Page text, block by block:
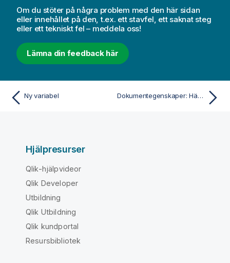
Om du stöter på några problem med den här sidan
eller innehållet på den, t.ex. ett stavfel, ett saknat steg
eller ett tekniskt fel – meddela oss!
Lämna din feedback här
Ny variabel Dokumentegenskaper: Händelser
Hjälpresurser
Qlik-hjälpvideor
Qlik Developer
Utbildning
Qlik Utbildning
Qlik kundportal
Resursbibliotek